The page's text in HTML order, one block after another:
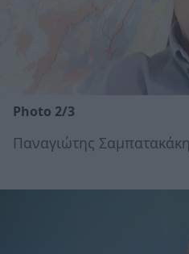
Photo 2/3
Παναγιώτης